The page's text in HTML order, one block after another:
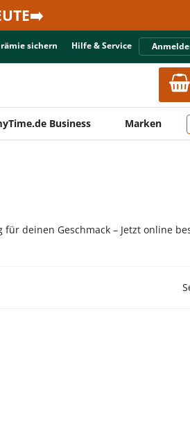
sichern Hilfe & Service
Business Marken
deinen Geschmack – Jetzt online